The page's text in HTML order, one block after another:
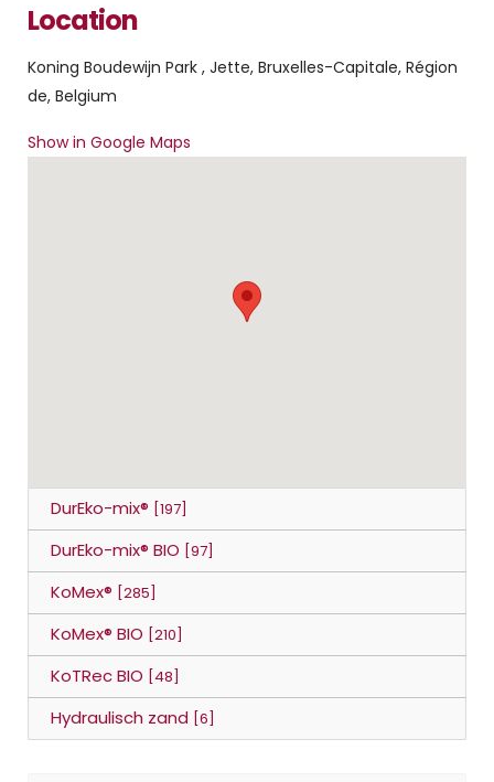
Location
Koning Boudewijn Park , Jette, Bruxelles-Capitale, Région
de, Belgium
Show in Google Maps
DurEko-mix® [197]
DurEko-mix® BIO [97]
KoMex® [285]
KoMex® BIO [210]
KoTRec BIO [48]
Hydraulisch zand [6]